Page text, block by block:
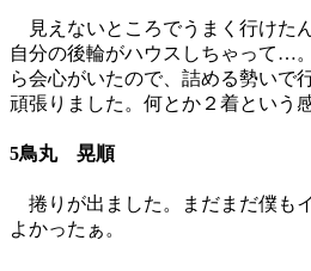
見えないところでうまく行けた
自分の後輪がハウスしちゃって…
ら会心がいたので、詰める勢いで
頑張りました。何とか２着という
5鳥丸 晃順
捲りが出ました。まだまだ僕も
よかったぁ。